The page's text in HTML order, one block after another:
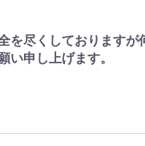
を尽くしておりますが
い申し上げます。